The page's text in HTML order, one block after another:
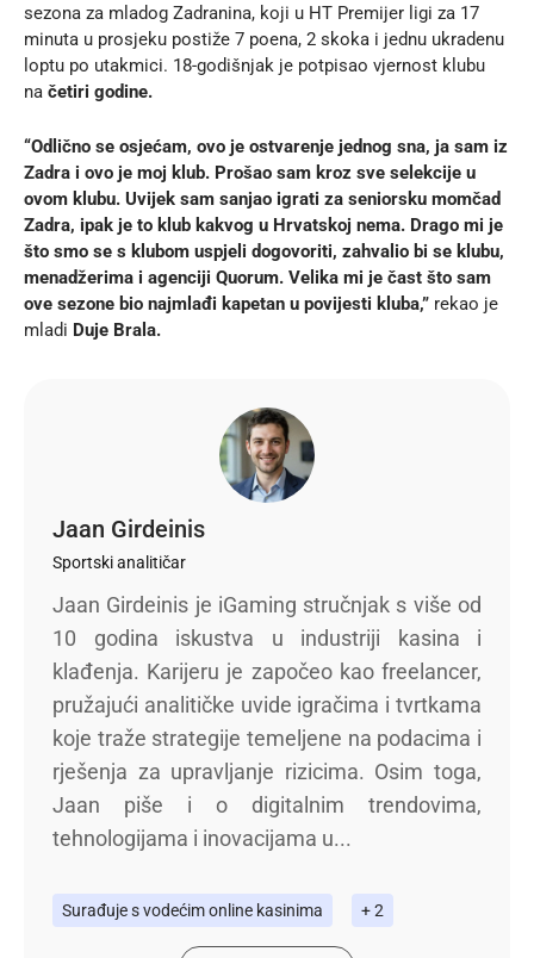
sezona za mladog Zadranina, koji u HT Premijer ligi za 17
minuta u prosjeku postiže 7 poena, 2 skoka i jednu ukradenu
loptu po utakmici. 18-godišnjak je potpisao vjernost klubu
na četiri godine.
“Odlično se osjećam, ovo je ostvarenje jednog sna, ja sam iz
Zadra i ovo je moj klub. Prošao sam kroz sve selekcije u
ovom klubu. Uvijek sam sanjao igrati za seniorsku momčad
Zadra, ipak je to klub kakvog u Hrvatskoj nema. Drago mi je
što smo se s klubom uspjeli dogovoriti, zahvalio bi se klubu,
menadžerima i agenciji Quorum. Velika mi je čast što sam
ove sezone bio najmlađi kapetan u povijesti kluba,” rekao je
mladi Duje Brala.
Jaan Girdeinis
Sportski analitičar
Jaan Girdeinis je iGaming stručnjak s više od
10 godina iskustva u industriji kasina i
klađenja. Karijeru je započeo kao freelancer,
pružajući analitičke uvide igračima i tvrtkama
koje traže strategije temeljene na podacima i
rješenja za upravljanje rizicima. Osim toga,
Jaan piše i o digitalnim trendovima,
tehnologijama i inovacijama u...
Surađuje s vodećim online kasinima + 2